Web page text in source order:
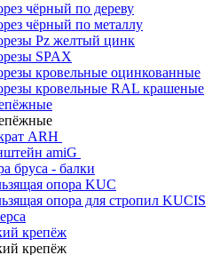
чёрный по дереву
чёрный по металлу
Pz желтый цинк
SPAX
кровельные оцинкованные
кровельные RAL крашеные
ARH
amiG
бруса - балки
опора KUC
опора для стропил KUCIS
крепёж
крепёж